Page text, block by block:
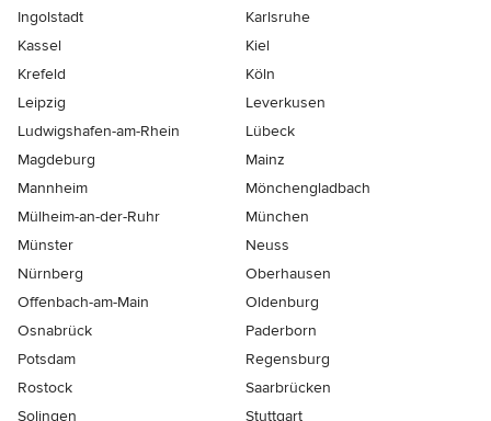
Ingolstadt
Karlsruhe
Kassel
Kiel
Krefeld
Köln
Leipzig
Leverkusen
Ludwigshafen-am-Rhein
Lübeck
Magdeburg
Mainz
Mannheim
Mönchen­gladbach
Mülheim-an-der-Ruhr
München
Münster
Neuss
Nürnberg
Oberhausen
Offenbach-am-Main
Oldenburg
Osnabrück
Paderborn
Potsdam
Regensburg
Rostock
Saarbrücken
Solingen
Stuttgart